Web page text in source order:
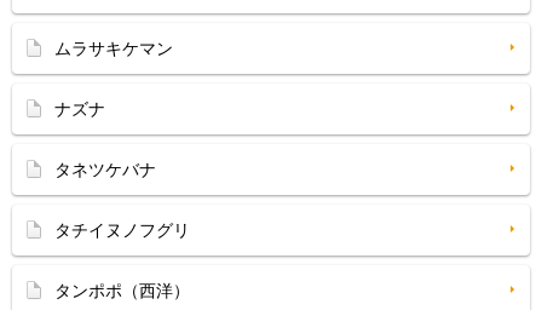
ムラサキケマン
ナズナ
タネツケバナ
タチイヌノフグリ
タンポポ（西洋）